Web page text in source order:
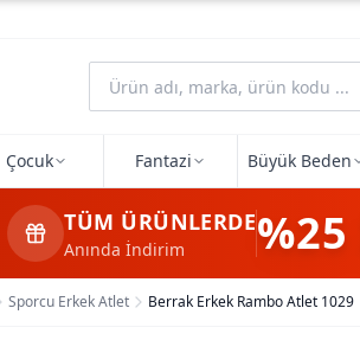
Çocuk Fantazi Büyük Beden
TÜM ÜRÜNLERDE
Anında İndirim %25
Sporcu Erkek Atlet Berrak Erkek Rambo Atlet 1029